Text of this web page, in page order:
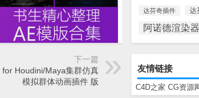
达芬奇插件 达
阿诺德渲染器
友情链接
C4D之家 CG资源
下一篇
Houdini/Maya集群仿真
模拟群体动画插件 版